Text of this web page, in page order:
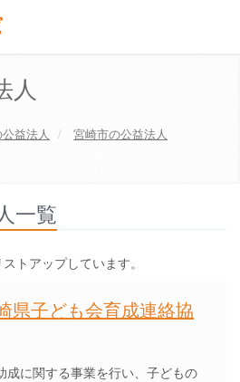
人
益法人 宮崎市の公益法人
一覧
トアップしています。
県子ども会育成連絡協
成に関する事業を行い、子どもの